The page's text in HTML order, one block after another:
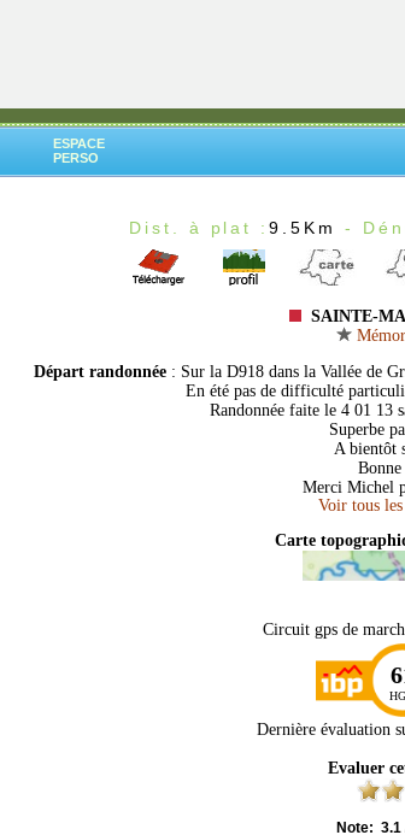
ESPACE
PERSO
Dist. à plat :9.5Km -
SAINTE-
Départ randonnée : Sur la D918 dans la Vallée de
En été pas de difficulté
Randonnée faite le 4 01 13
Superbe
A bientôt
Bonne
Merci Michel
Carte
Circuit gps de
Dernière évaluation
Evaluer
Note: 3.1